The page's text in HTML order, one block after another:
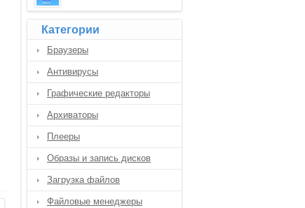
Категории
Браузеры
Антивирусы
Графические редакторы
Архиваторы
Плееры
Образы и запись дисков
Загрузка файлов
Файловые менеджеры